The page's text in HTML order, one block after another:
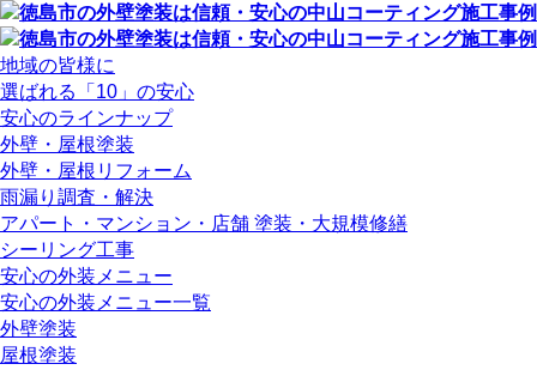
地域の皆様に
選ばれる「10」の安心
安心のラインナップ
外壁・屋根塗装
外壁・屋根リフォーム
雨漏り調査・解決
アパート・マンション・店舗 塗装・大規模修繕
シーリング工事
安心の外装メニュー
安心の外装メニュー一覧
外壁塗装
屋根塗装